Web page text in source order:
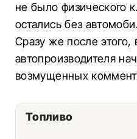
не было физического
остались без
Сразу же после этого,
автопроизводителя
возмущенных
Топливо